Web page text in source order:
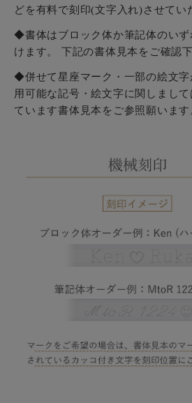
どを有料で刻印(文字入れ)させてい
◆書体はブロック体か筆記体のいず
けます。 下記の書体見本をご確認下
◆併せて星座マーク・一部の絵文字
用可能な記号・絵文字に関しまし
ています書体見本をご参照願います